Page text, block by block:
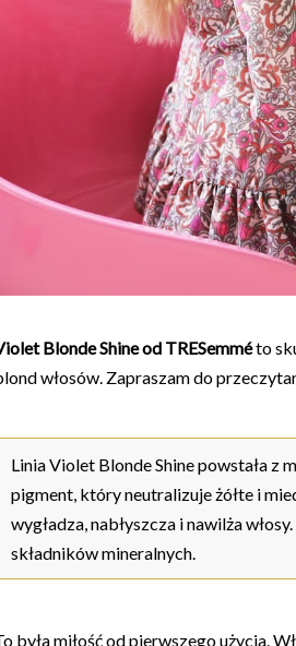
Blonde Shine od TRESemméto
włosów. Zapraszam do
Linia Violet Blonde Shine powstała z
pigment, który neutralizuje żółte i
wygładza, nabłyszcza i nawilża
składników mineralnych.
była miłość od pierwszego użycia.